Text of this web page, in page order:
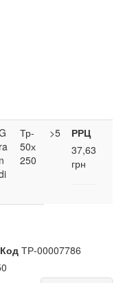
ra
n
Тр-
50х
250
>5
РРЦ
37,63
грн
Код ТР-00007786